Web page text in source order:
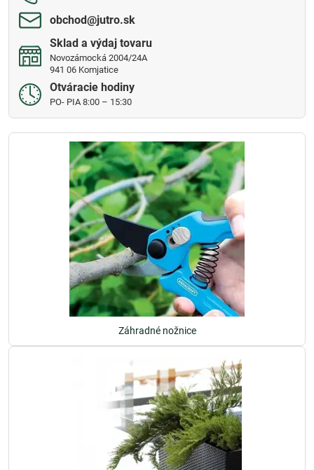
obchod​@jutro​.sk
Sklad a výdaj tovaru
Novozámocká 2004/24A
941 06 Komjatice
Otváracie hodiny
PO- PIA 8:00 – 15:30
Záhradné nožnice